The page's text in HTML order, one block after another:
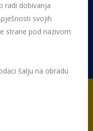
vozila u kvaru
radi dobivanja
svojih
strane pod nazivom
šalju na obradu